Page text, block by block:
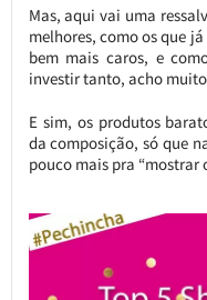
Mas, aqui vai uma
melhores, como os que
bem mais caros, e
investir tanto, acho
E sim, os produtos
da composição, só que
pouco mais pra “mostrar